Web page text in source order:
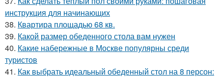
инструкция для начинающих
38. Квартира площадью 68 кв.
39. Какой размер обеденного стола вам нужен
40. Какие набережные в Москве популярны среди
туристов
41. Как выбрать идеальный обеденный стол на 8 персон: